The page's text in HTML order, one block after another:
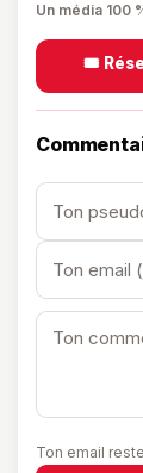
Un média 100
🎟️
Ton email